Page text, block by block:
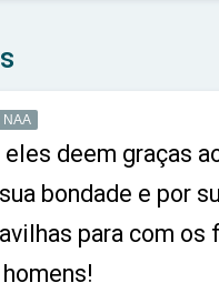
NAA
eles deem graças
bondade e por
para com os